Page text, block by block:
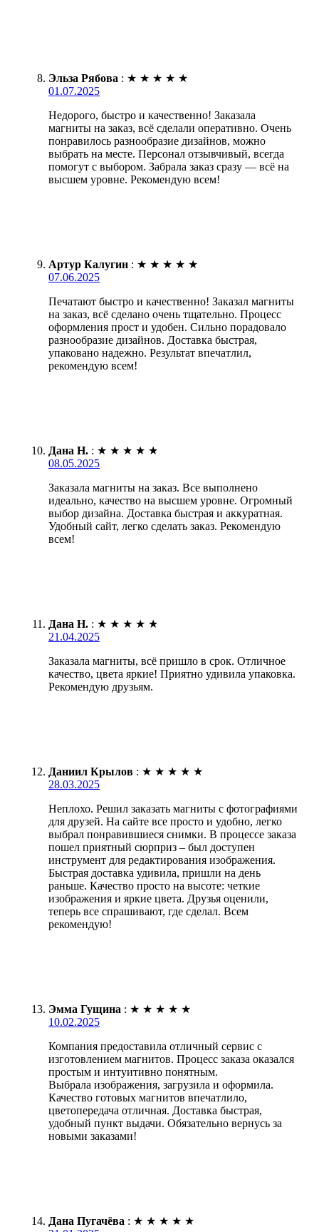
Эльза Рябова : ★ ★ ★ ★ ★
01.07.2025
Недорого, быстро и качественно! Заказала
магниты на заказ, всё сделали оперативно. Очень
понравилось разнообразие дизайнов, можно
выбрать на месте. Персонал отзывчивый, всегда
помогут с выбором. Забрала заказ сразу — всё на
высшем уровне. Рекомендую всем!
Артур Калугин : ★ ★ ★ ★ ★
07.06.2025
Печатают быстро и качественно! Заказал магниты
на заказ, всё сделано очень тщательно. Процесс
оформления прост и удобен. Сильно порадовало
разнообразие дизайнов. Доставка быстрая,
упаковано надежно. Результат впечатлил,
рекомендую всем!
Дана Н. : ★ ★ ★ ★ ★
08.05.2025
Заказала магниты на заказ. Все выполнено
идеально, качество на высшем уровне. Огромный
выбор дизайна. Доставка быстрая и аккуратная.
Удобный сайт, легко сделать заказ. Рекомендую
всем!
Дана Н. : ★ ★ ★ ★ ★
21.04.2025
Заказала магниты, всё пришло в срок. Отличное
качество, цвета яркие! Приятно удивила упаковка.
Рекомендую друзьям.
Даниил Крылов : ★ ★ ★ ★ ★
28.03.2025
Неплохо. Решил заказать магниты с фотографиями
для друзей. На сайте все просто и удобно, легко
выбрал понравившиеся снимки. В процессе заказа
пошел приятный сюрприз – был доступен
инструмент для редактирования изображения.
Быстрая доставка удивила, пришли на день
раньше. Качество просто на высоте: четкие
изображения и яркие цвета. Друзья оценили,
теперь все спрашивают, где сделал. Всем
рекомендую!
Эмма Гущина : ★ ★ ★ ★ ★
10.02.2025
Компания предоставила отличный сервис с
изготовлением магнитов. Процесс заказа оказался
простым и интуитивно понятным.
Выбрала изображения, загрузила и оформила.
Качество готовых магнитов впечатлило,
цветопередача отличная. Доставка быстрая,
удобный пункт выдачи. Обязательно вернусь за
новыми заказами!
Дана Пугачёва : ★ ★ ★ ★ ★